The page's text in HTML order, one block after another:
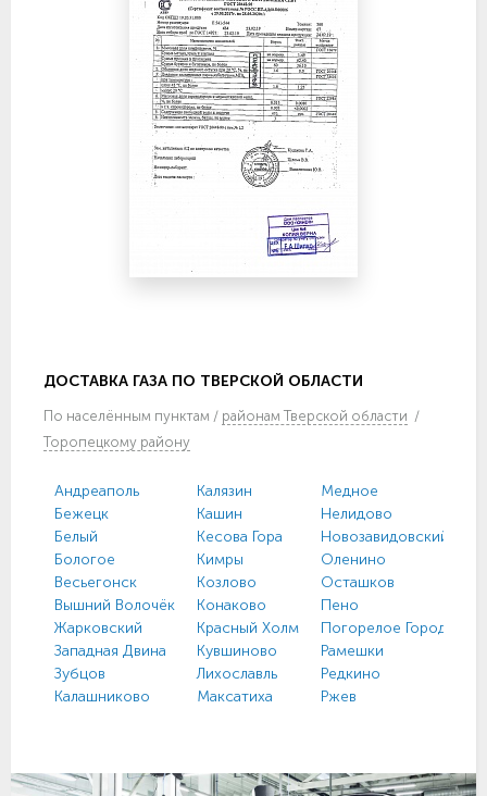
ДОСТАВКА ГАЗА ПО ТВЕРСКОЙ ОБЛАСТИ
По населённым пунктам / районам Тверской области /
Торопецкому району
Андреаполь
Бежецк
Белый
Бологое
Весьегонск
Вышний Волочёк
Жарковский
Западная Двина
Зубцов
Калашниково
Калязин
Кашин
Кесова Гора
Кимры
Козлово
Конаково
Красный Холм
Кувшиново
Лихославль
Максатиха
Медное
Нелидово
Новозавидовский
Оленино
Осташков
Пено
Погорелое Городище
Рамешки
Редкино
Ржев